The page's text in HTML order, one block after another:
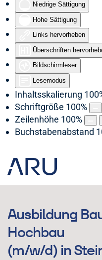
Niedrige Sättigung
Hohe Sättigung
Links hervorheben
Überschriften
Bildschirmleser
Lesemodus
Inhaltsskalierung 100
Schriftgröße 100%
Zeilenhöhe 100%
Buchstabenabstand
Ausbildung
Hochbau
(m/w/d) in